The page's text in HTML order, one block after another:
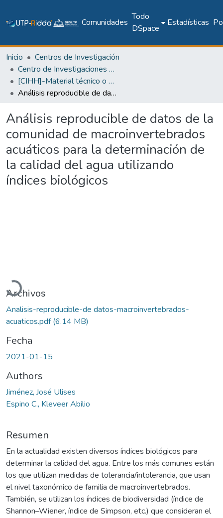
Comunidades
Todo
DSpace
Estadísticas
Inicio
Centros de Investigación
Centro de Investigaciones Hidráulicas e Hidrotécnicas
[CIHH]-Material técnico o académico
Análisis reproducible de datos de la comunidad de macroinvertebrados acuáticos para la determinación de la calidad del agua utilizando índices biológicos
Análisis reproducible de datos de la
comunidad de macroinvertebrados
acuáticos para la determinación de
la calidad del agua utilizando
índices biológicos
Cargando...
Archivos
Analisis-reproducible-de datos-macroinvertebrados-
acuaticos.pdf(6.14 MB)
Fecha
2021-01-15
Authors
Jiménez, José Ulises
Espino C., Kleveer Abilio
Resumen
En la actualidad existen diversos índices biológicos para
determinar la calidad del agua. Entre los más comunes están
los que utilizan medidas de tolerancia/intolerancia, que usan
el nivel taxonómico de familia de macroinvertebrados.
También, se utilizan los índices de biodiversidad (índice de
Shannon–Wiener, índice de Simpson, etc.) que consideran el